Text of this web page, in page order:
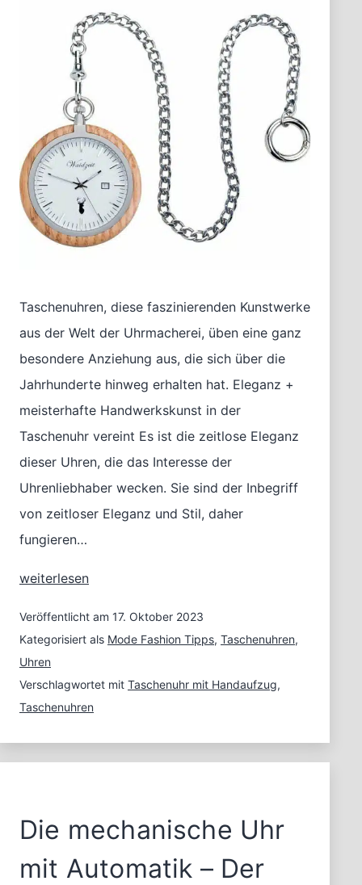
Taschenuhren, diese faszinierenden Kunstwerke
aus der Welt der Uhrmacherei, üben eine ganz
besondere Anziehung aus, die sich über die
Jahrhunderte hinweg erhalten hat. Eleganz +
meisterhafte Handwerkskunst in der
Taschenuhr vereint Es ist die zeitlose Eleganz
dieser Uhren, die das Interesse der
Uhrenliebhaber wecken. Sie sind der Inbegriff
von zeitloser Eleganz und Stil, daher
fungieren…
Die
mit
Stil
erfassen:
Taschenuhren
weiterlesen
Veröffentlicht am 17. Oktober 2023
Kategorisiert als Mode Fashion Tipps, Taschenuhren,
Uhren
Verschlagwortet mit Taschenuhr mit Handaufzug,
Taschenuhren
Die mechanische Uhr
mit Automatik – Der